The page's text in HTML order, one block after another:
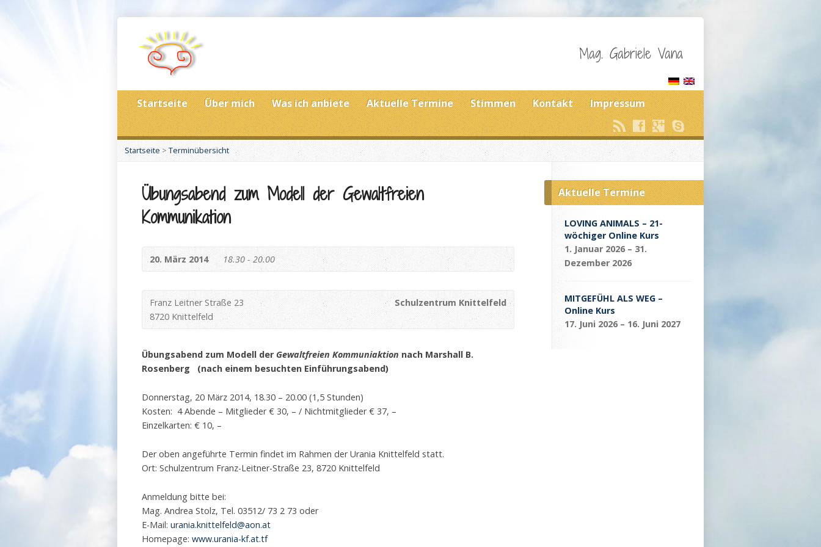
Mag. Gabriele Vana
Startseite Über mich Was ich anbiete Aktuelle Termine Stimmen Kontakt Impressum
Startseite>Terminübersicht
Übungsabend zum Modell der Gewaltfreien
Kommunikation
20. März 2014 18.30 - 20.00
Schulzentrum Knittelfeld
Franz Leitner Straße 23
8720 Knittelfeld
Übungsabend zum Modell der Gewaltfreien Kommuniaktion nach Marshall B.
Rosenberg (nach einem besuchten Einführungsabend)
Donnerstag, 20 März 2014, 18.30 – 20.00 (1,5 Stunden)
Kosten: 4 Abende – Mitglieder € 30, – / Nichtmitglieder € 37, –
Einzelkarten: € 10, –
Der oben angeführte Termin findet im Rahmen der Urania Knittelfeld statt.
Ort: Schulzentrum Franz-Leitner-Straße 23, 8720 Knittelfeld
Anmeldung bitte bei:
Mag. Andrea Stolz, Tel. 03512/ 73 2 73 oder
E-Mail: urania.knittelfeld@aon.at
Homepage: www.urania-kf.at.tf
Aktuelle Termine
LOVING ANIMALS – 21-
wöchiger Online Kurs
1. Januar 2026 – 31.
Dezember 2026
MITGEFÜHL ALS WEG –
Online Kurs
17. Juni 2026 – 16. Juni 2027